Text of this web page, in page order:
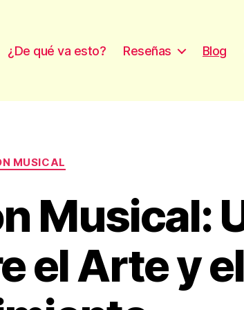
¿De qué va esto? Reseñas Blog
Categorías
MUSICAL
Musical:
el Arte y el